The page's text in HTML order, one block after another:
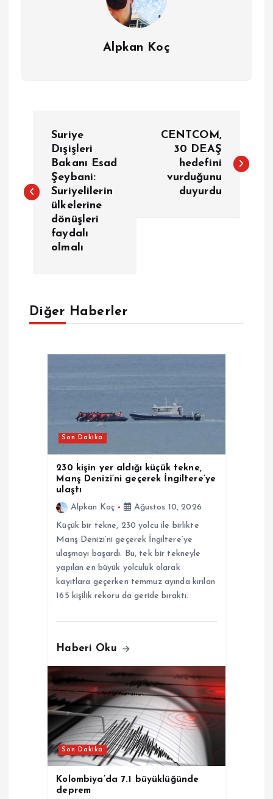
Alpkan Koç
z
z
Suriye
Dışişleri
Bakanı Esad
Şeybani:
Suriyelilerin
ülkelerine
dönüşleri
faydalı
olmalı
CENTCOM,
30 DEAŞ
hedefini
vurduğunu
duyurdu
Diğer Haberler
Son Dakika
230 kişin yer aldığı küçük tekne,
Manş Denizi’ni geçerek İngiltere’ye
ulaştı
Alpkan Koç
Ağustos 10, 2026
Küçük bir tekne, 230 yolcu ile birlikte
Manş Denizi’ni geçerek İngiltere’ye
ulaşmayı başardı. Bu, tek bir tekneyle
yapılan en büyük yolculuk olarak
kayıtlara geçerken temmuz ayında kırılan
165 kişilik rekoru da geride bıraktı.
Haberi Oku
Son Dakika
Kolombiya’da 7.1 büyüklüğünde
deprem